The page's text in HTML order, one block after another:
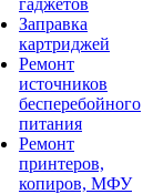
гаджетов
Заправка
картриджей
Ремонт
источников
бесперебойного
питания
Ремонт
принтеров,
копиров, МФУ